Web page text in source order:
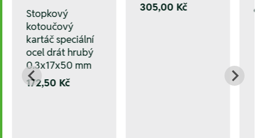
Stopkový
kotoučový
kartáč speciální
ocel drát hrubý
0.3x17x50 mm
172,50 Kč
305,00 Kč